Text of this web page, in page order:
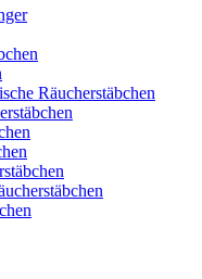
Räucherstäbchen